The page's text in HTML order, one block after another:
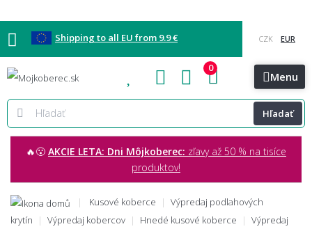
Shipping to all EU from 9.9 €
Blog Kontakt Menu
Hľadať
0
🔥😮 AKCIE LETA: Dni Môjkoberec: zľavy až 50 % na tisíce
produktov!
Kusové koberce
Výpredaj podlahových
krytín
Výpredaj kobercov Hnedé kusové koberce
Výpredaj